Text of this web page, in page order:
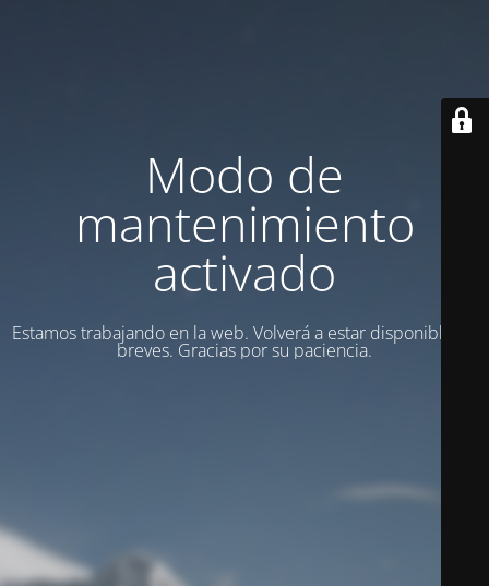
Modo de
mantenimiento
activado
Estamos trabajando en la web. Volverá a estar disponible en
breves. Gracias por su paciencia.